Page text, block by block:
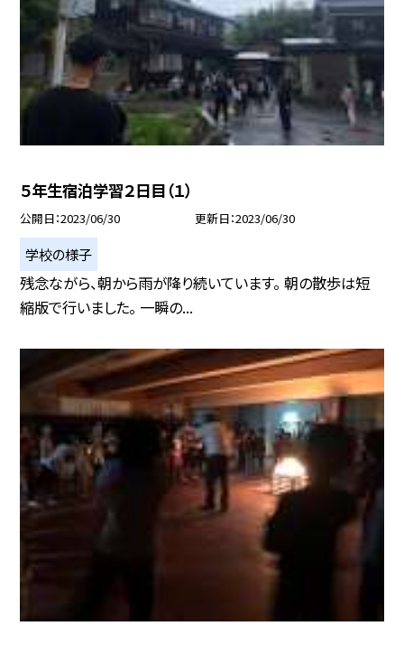
５年生宿泊学習２日目（１）
公開日 2023/06/30 更新日 2023/06/30
学校の様子
残念ながら、朝から雨が降り続いています。 朝の散歩は短
縮版で行いました。 一瞬の...